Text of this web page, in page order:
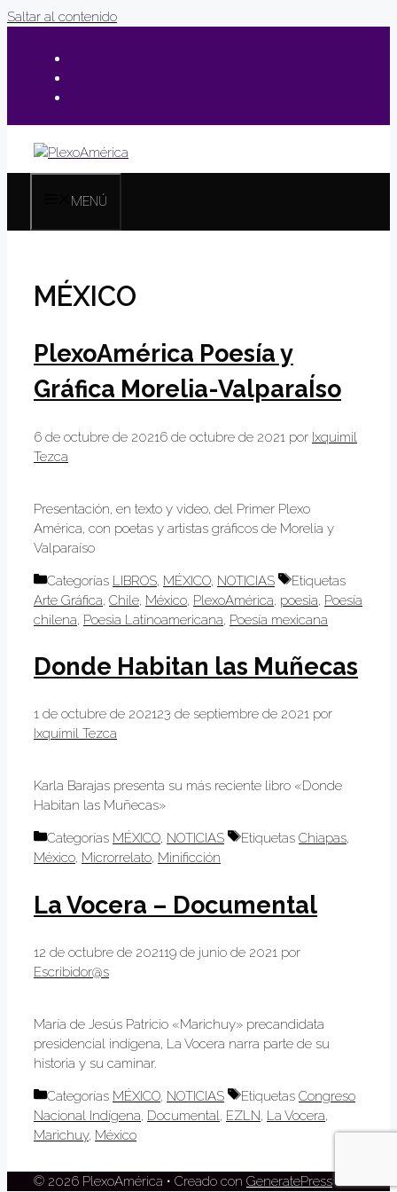
Saltar al contenido
MENÚ
MÉXICO
PlexoAmérica Poesía y
Gráfica Morelia-ValparaÍso
6 de octubre de 20216 de octubre de 2021 por Ixquimil
Tezca
Presentación, en texto y video, del Primer Plexo
América, con poetas y artistas gráficos de Morelia y
Valparaíso
Categorías LIBROS, MÉXICO, NOTICIAS
Etiquetas
Arte Gráfica, Chile, México, PlexoAmérica, poesìa, Poesía
chilena, Poesia Latinoamericana, Poesía mexicana
Donde Habitan las Muñecas
1 de octubre de 202123 de septiembre de 2021 por
Ixquimil Tezca
Karla Barajas presenta su más reciente libro «Donde
Habitan las Muñecas»
Categorías MÉXICO, NOTICIAS Etiquetas Chiapas,
México, Microrrelato, Minificción
La Vocera – Documental
12 de octubre de 202119 de junio de 2021 por
Escribidor@s
María de Jesús Patricio «Marichuy» precandidata
presidencial indígena, La Vocera narra parte de su
historia y su caminar.
Categorías MÉXICO, NOTICIAS Etiquetas Congreso
Nacional Indígena, Documental, EZLN, La Vocera,
Marichuy, México
© 2026 PlexoAmérica • Creado con GeneratePress